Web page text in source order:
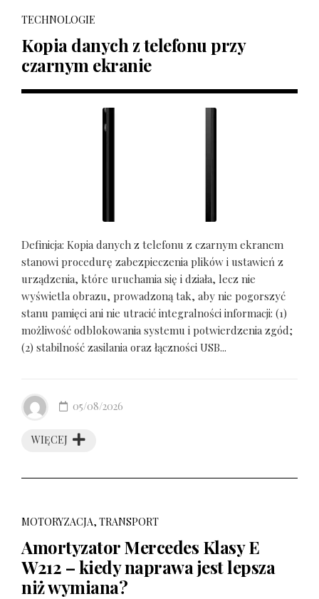
TECHNOLOGIE
Kopia danych z telefonu przy
czarnym ekranie
Definicja: Kopia danych z telefonu z czarnym ekranem
stanowi procedurę zabezpieczenia plików i ustawień z
urządzenia, które uruchamia się i działa, lecz nie
wyświetla obrazu, prowadzoną tak, aby nie pogorszyć
stanu pamięci ani nie utracić integralności informacji: (1)
możliwość odblokowania systemu i potwierdzenia zgód;
(2) stabilność zasilania oraz łączności USB...
WIĘCEJ
05/08/2026
MOTORYZACJA, TRANSPORT
Amortyzator Mercedes Klasy E
W212 – kiedy naprawa jest lepsza
niż wymiana?